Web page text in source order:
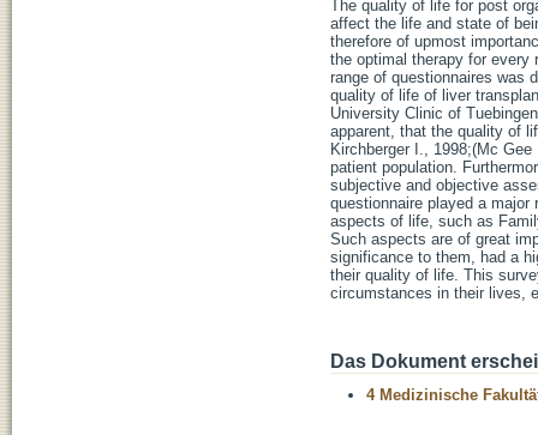
The quality of life for post
affect the life and state of
therefore of upmost
the optimal therapy for every
range of questionnaires was
quality of life of liver
University Clinic of
apparent, that the quality of
Kirchberger I., 1998;(Mc
patient population.
subjective and objective
questionnaire played a
aspects of life, such as
Such aspects are of great
significance to them, had a
their quality of life. This
circumstances in their lives,
Das Dokument
4 Medizinische